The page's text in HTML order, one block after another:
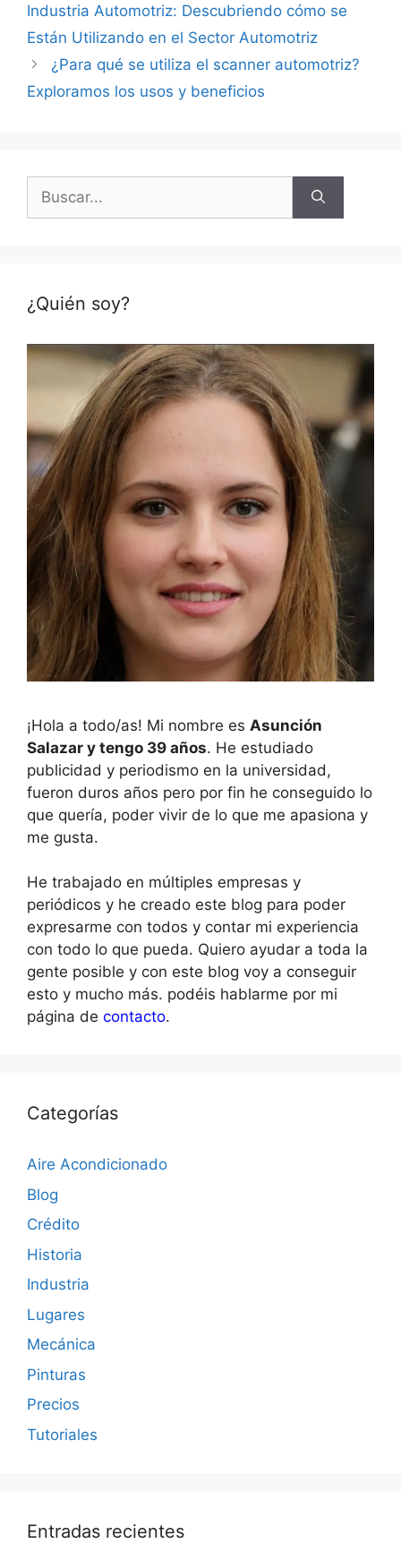
Industria Automotriz: Descubriendo cómo se
Están Utilizando en el Sector Automotriz
¿Para qué se utiliza el scanner automotriz?
Exploramos los usos y beneficios
¿Quién soy?
¡Hola a todo/as! Mi nombre es Asunción
Salazar y tengo 39 años. He estudiado
publicidad y periodismo en la universidad,
fueron duros años pero por fin he conseguido lo
que quería, poder vivir de lo que me apasiona y
me gusta.
He trabajado en múltiples empresas y
periódicos y he creado este blog para poder
expresarme con todos y contar mi experiencia
con todo lo que pueda. Quiero ayudar a toda la
gente posible y con este blog voy a conseguir
esto y mucho más. podéis hablarme por mi
página de contacto.
Categorías
Aire Acondicionado
Blog
Crédito
Historia
Industria
Lugares
Mecánica
Pinturas
Precios
Tutoriales
Entradas recientes